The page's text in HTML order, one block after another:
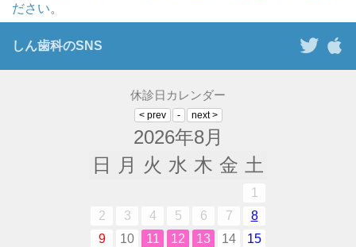
ださい。
しん歯科のSNS
休診日カレンダー
2026年8月
日
月 火 水 木 金 土
1
2
3 4 5 6 7
8
9
10 11 12 13 14
15